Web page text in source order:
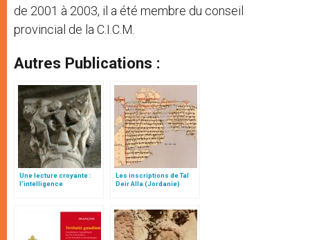
de 2001 à 2003, il a été membre du conseil
provincial de la C.I.C.M.
Autres Publications :
Une lecture croyante :
l’intelligence
Les inscriptions de Tal
Deir Alla (Jordanie)